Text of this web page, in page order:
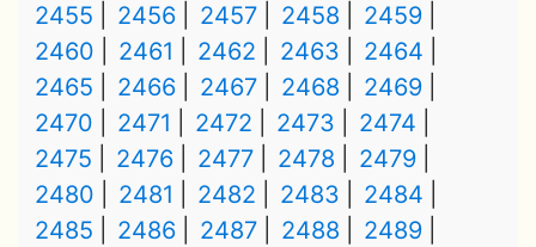
2455
2456 2457 2458
2459
2460
2461 2462 2463
2464
2465
2466 2467 2468
2469
2470
2471 2472 2473
2474
2475
2476 2477 2478
2479
2480
2481 2482 2483
2484
2485
2486 2487 2488
2489